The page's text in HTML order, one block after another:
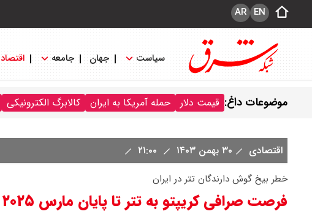
EN
AR
سیاست جهان جامعه اقتصاد
موضوعات داغ: قیمت دلار حمله آمریکا به ایران کالابرگ الکترونیکی
اقتصادی ۳۰ بهمن ۱۴۰۳
خطر بیخ گوش دارندگان تتر در ایران
فرصت صرافی کریپتو به تتر تا پایان مارس ۲۰۲۵